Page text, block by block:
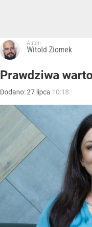
Autor:
Witold Ziomek
Prawdziwa
Dodano:27 lipca 10:18